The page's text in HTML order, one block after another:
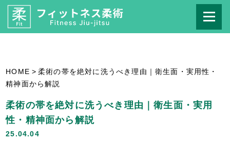
HOME >​柔術の帯を絶対に洗うべき理由｜衛生面・実用性・
精神面から解説​
​柔術の帯を絶対に洗うべき理由｜衛生面・実用
性・精神面から解説​
25.04.04